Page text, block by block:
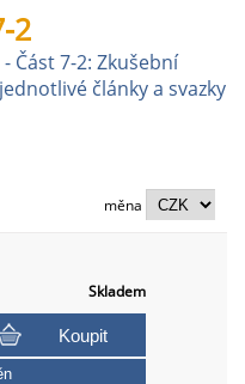
2
Část 7-2: Zkušební
články a svazky
měna
Skladem
Koupit